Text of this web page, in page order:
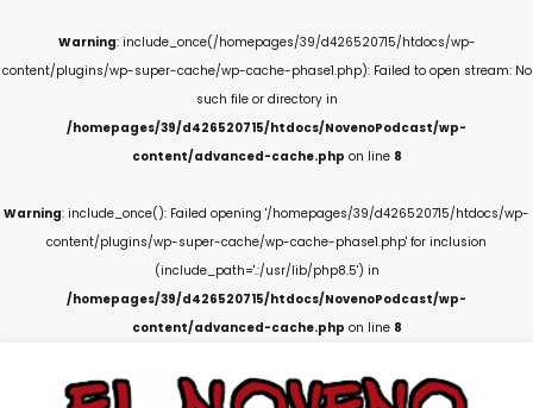
Warning: include_once(/homepages/39/d426520715/htdocs/wp-
content/plugins/wp-super-cache/wp-cache-phase1.php): Failed to open stream: No
such file or directory in
/homepages/39/d426520715/htdocs/NovenoPodcast/wp-
content/advanced-cache.php on line 8
Warning: include_once(): Failed opening '/homepages/39/d426520715/htdocs/wp-
content/plugins/wp-super-cache/wp-cache-phase1.php' for inclusion
(include_path='.:/usr/lib/php8.5') in
/homepages/39/d426520715/htdocs/NovenoPodcast/wp-
content/advanced-cache.php on line 8